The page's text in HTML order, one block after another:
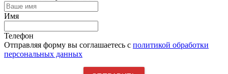
Имя
Телефон
Отправляя форму вы соглашаетесь с политикой обработки
персональных данных